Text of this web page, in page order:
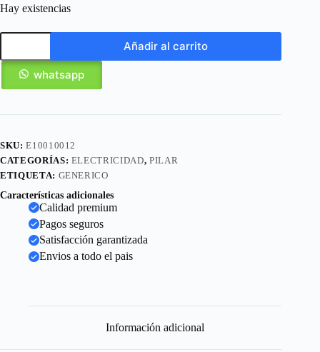
Hay existencias
Añadir al carrito
whatsapp
SKU:E10010012
CATEGORÍAS: ELECTRICIDAD, PILAR
ETIQUETA: GENERICO
Características adicionales
Calidad premium
Pagos seguros
Satisfacción garantizada
Envios a todo el pais
Información adicional